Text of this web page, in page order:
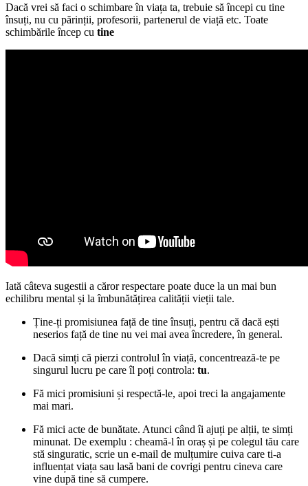
Dacă vrei să faci o schimbare în viața ta, trebuie să începi cu tine
însuți, nu cu părinții, profesorii, partenerul de viață etc. Toate
schimbările încep cu tine
Iată câteva sugestii a căror respectare poate duce la un mai bun
echilibru mental și la îmbunătățirea calității vieții tale.
Ține-ți promisiunea față de tine însuți, pentru că dacă ești
neserios față de tine nu vei mai avea încredere, în general.
Dacă simți că pierzi controlul în viață, concentrează-te pe
singurul lucru pe care îl poți controla: tu.
Fă mici promisiuni și respectă-le, apoi treci la angajamente
mai mari.
Fă mici acte de bunătate. Atunci când îi ajuți pe alții, te simți
minunat. De exemplu : cheamă-l în oraș și pe colegul tău care
stă singuratic, scrie un e-mail de mulțumire cuiva care ti-a
influențat viața sau lasă bani de covrigi pentru cineva care
vine după tine să cumpere.